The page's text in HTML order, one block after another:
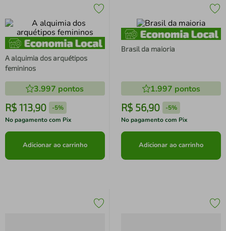
A alquimia dos arquétipos
femininos
3.997 pontos
R$ 113,90 -5%
No pagamento com Pix
Adicionar ao carrinho
Brasil da maioria
1.997 pontos
R$ 56,90 -5%
No pagamento com Pix
Adicionar ao carrinho